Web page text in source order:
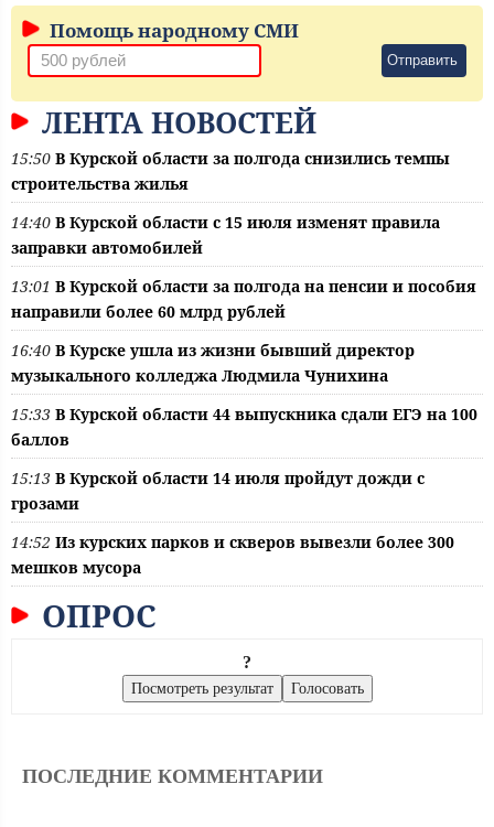
Помощь народному СМИ
Отправить
ЛЕНТА НОВОСТЕЙ
15:50 В Курской области за полгода снизились темпы
строительства жилья
14:40 В Курской области с 15 июля изменят правила
заправки автомобилей
13:01 В Курской области за полгода на пенсии и пособия
направили более 60 млрд рублей
16:40 В Курске ушла из жизни бывший директор
музыкального колледжа Людмила Чунихина
15:33 В Курской области 44 выпускника сдали ЕГЭ на 100
баллов
15:13 В Курской области 14 июля пройдут дожди с
грозами
14:52 Из курских парков и скверов вывезли более 300
мешков мусора
ОПРОС
?
ПОСЛЕДНИЕ КОММЕНТАРИИ